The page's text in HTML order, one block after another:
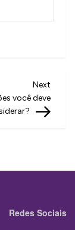
Post
Next
você deve
Redes Sociais